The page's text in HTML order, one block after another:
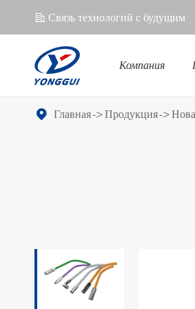
𐄀 Связь технологий с будущим
Компания
Главная Продукция